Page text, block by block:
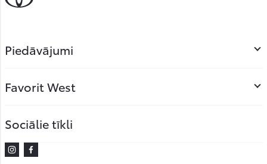
Piedāvājumi
Favorit West
Sociālie tīkli
Instagram
Facebook